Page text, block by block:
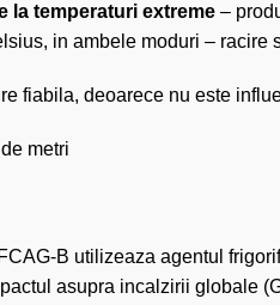
la temperaturi extreme –
in ambele moduri – racire
fiabila, deoarece nu este
metri
B utilizeaza agentul
asupra incalzirii globale